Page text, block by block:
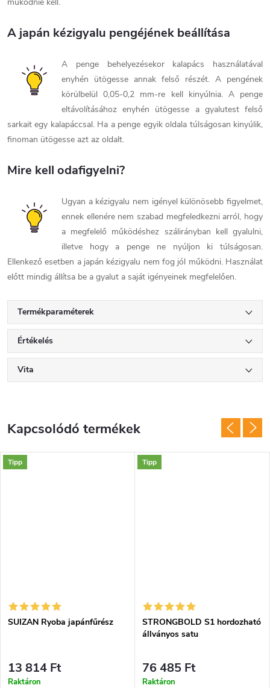
A japán kézigyalu pengéjének beállítása
A penge behelyezésekor kalapács használatával
enyhén ütögesse annak felső részét. A pengének
körülbelül 0,05-0,2 mm-re kell kinyúlnia. A penge
eltávolításához enyhén ütögesse a gyalutest felső
sarkait egy kalapáccsal. Ha a penge egyik oldala túlságosan kinyúlik,
finoman ütögesse azt az oldalt.
Mire kell odafigyelni?
Ugyan a kézigyalu nem igényel különösebb figyelmet,
ennek ellenére nem szabad megfeledkezni arról, hogy
a megfelelő működéshez szálirányban kell gyalulni,
illetve hogy a penge ne nyúljon ki túlságosan.
Ellenkező esetben a japán kézigyalu nem fog jól működni. Használat
előtt mindig állítsa be a gyalut a saját igényeinek megfelelően.
Termékparaméterek
Értékelés
Vita
Kapcsolódó termékek
Tipp
SUIZAN Ryoba japánfűrész
13 814 Ft
Raktáron
Tipp
STRONGBOLD S1 hordozható
állványos satu
76 485 Ft
Raktáron